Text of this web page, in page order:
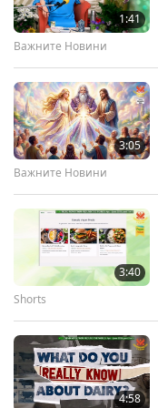
Shorts
9
1:53
Shorts
10
1:21
Shorts
1:41
Важните Новини
3:05
Важните Новини
3:40
Shorts
4:58